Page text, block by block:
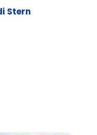
Stern